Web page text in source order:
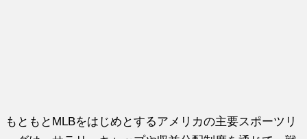
もともとMLBをはじめとするアメリカの主要スポーツリ